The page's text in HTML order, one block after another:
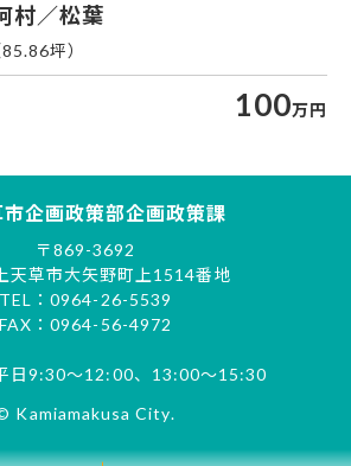
村／松葉
坪）
100万円
市企画政策部企画政策課
〒869-3692
天草市大矢野町上1514番地
TEL：0964-26-5539
FAX：0964-56-4972
日9:30～12:00、13:00～15:30
Kamiamakusa City.